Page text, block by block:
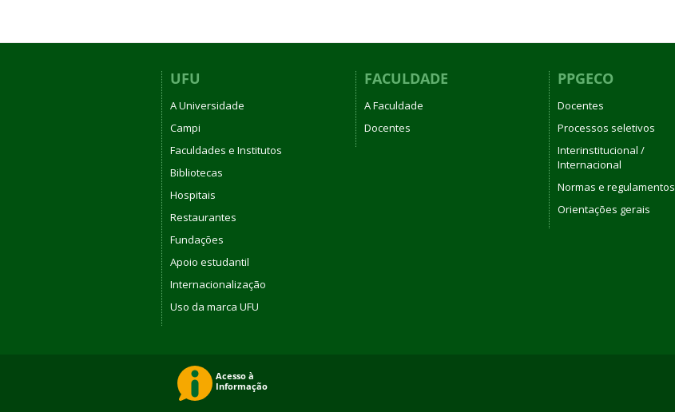
UFU
A Universidade
Campi
Faculdades e Institutos
Bibliotecas
Hospitais
Restaurantes
Fundações
Apoio estudantil
Internacionalização
Uso da marca UFU
FACULDADE
A Faculdade
Docentes
PPGECO
Docentes
Processos seletivos
Interinstitucional /
Internacional
Normas e regulamentos
Orientações gerais